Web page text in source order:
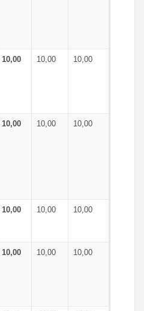
10,00 10,00 10,00
10,00 10,00 10,00
10,00 10,00 10,00
10,00 10,00 10,00